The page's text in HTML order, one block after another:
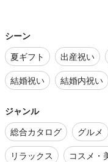
シーン
夏ギフト
出産祝い
結婚祝い
結婚内祝い
ジャンル
総合カタログ
グルメ
リラックス
コスメ・